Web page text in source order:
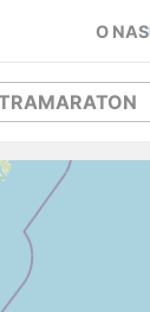
O NAS